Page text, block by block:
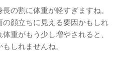
の割に体重が軽すぎますね。
顔立ちに見える要因かもしれ
重がもう少し増やされると、
しれませんね。